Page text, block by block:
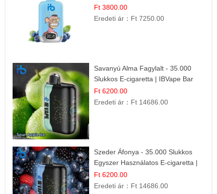
Ft 3800.00
Eredeti ár： Ft 7250.00
Savanyú Alma Fagylalt - 35.000
Slukkos E-cigaretta | IBVape Bar
Ft 6200.00
Eredeti ár： Ft 14686.00
Szeder Áfonya - 35.000 Slukkos
Egyszer Használatos E-cigaretta |
Prémium Ízélmény
Ft 6200.00
Eredeti ár： Ft 14686.00